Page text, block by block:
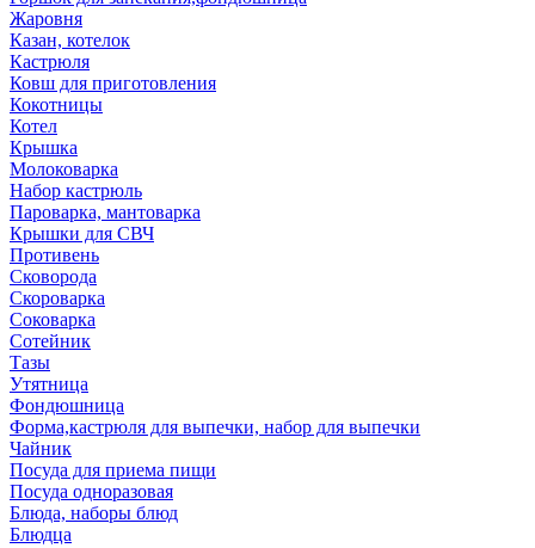
Жаровня
Казан, котелок
Кастрюля
Ковш для приготовления
Кокотницы
Котел
Крышка
Молоковарка
Набор кастрюль
Пароварка, мантоварка
Крышки для СВЧ
Противень
Сковорода
Скороварка
Соковарка
Сотейник
Тазы
Утятница
Фондюшница
Форма,кастрюля для выпечки, набор для выпечки
Чайник
Посуда для приема пищи
Посуда одноразовая
Блюда, наборы блюд
Блюдца